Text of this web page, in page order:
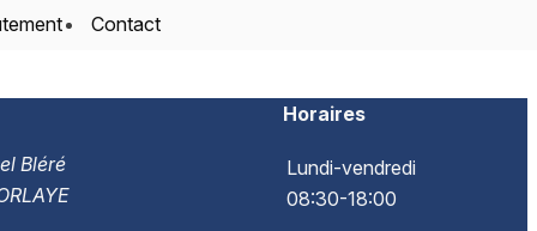
Contact
Bléré
Horaires
Lundi-vendredi
08:30-18:00